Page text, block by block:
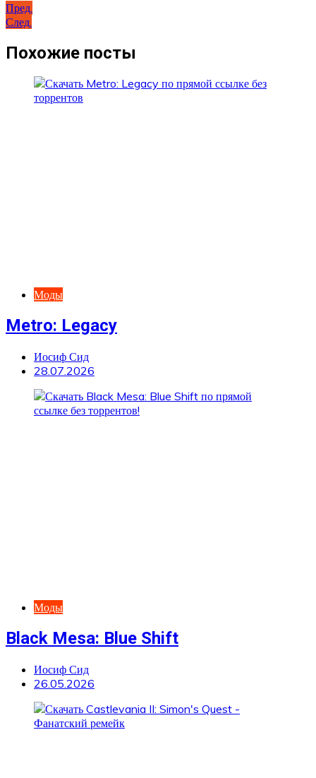
Навигация
по
записям
Пред.
След.
Похожие посты
Моды
Metro: Legacy
Иосиф Сид
28.07.2026
Моды
Black Mesa: Blue Shift
Иосиф Сид
26.05.2026